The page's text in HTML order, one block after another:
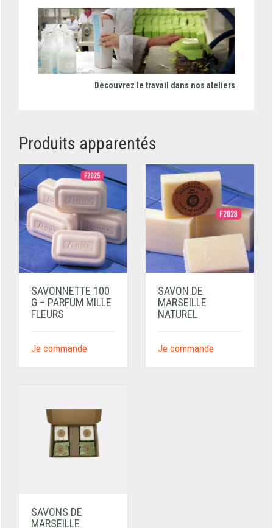
Découvrez le travail dans nos ateliers
Produits apparentés
SAVONNETTE 100
G – PARFUM MILLE
FLEURS
Je commande
SAVON DE
MARSEILLE
NATUREL
Je commande
SAVONS DE
MARSEILLE